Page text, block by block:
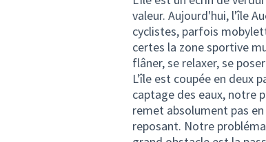
valeur. Aujourd'hui, l'île
cyclistes, parfois
certes la zone sportive
flâner, se relaxer, se
L'île est coupée en deux
captage des eaux, notre
remet absolument pas
reposant. Notre